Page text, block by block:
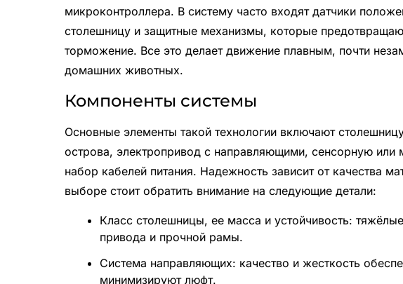
микроконтроллера. В систему часто входят датчики
столешницу и защитные механизмы, которые
торможение. Все это делает движение плавным, почти
домашних животных.
Компоненты системы
Основные элементы такой технологии включают
острова, электропривод с направляющими, сенсорную или
набор кабелей питания. Надежность зависит от качества
выборе стоит обратить внимание на следующие детали:
Класс столешницы, ее масса и устойчивость:
привода и прочной рамы.
Система направляющих: качество и жесткость
минимизируют люфт.